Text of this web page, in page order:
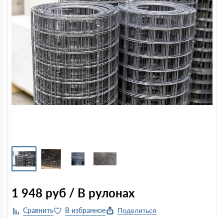
1 948 руб / В рулонах
Поделиться